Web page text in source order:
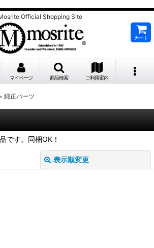
Official Shopping Site
カート
マイページ 商品検索 ご利用案内
純正パーツ
です。同梱OK！
表示順変更